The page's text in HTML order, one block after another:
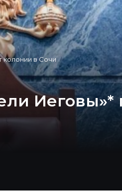
колонии в Сочи
Иеговы»*